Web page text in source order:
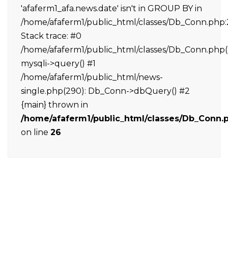
'afaferm1_afa.news.date' isn't in GROUP BY in
/home/afaferm1/public_html/classes/
Stack trace: #0
/home/afaferm1/public_html/classes/
mysqli->query() #1
/home/afaferm1/public_html/news-
single.php(290): Db_Conn->dbQuery() #2
{main} thrown in
/home/afaferm1/public_html/classes/
on line 26